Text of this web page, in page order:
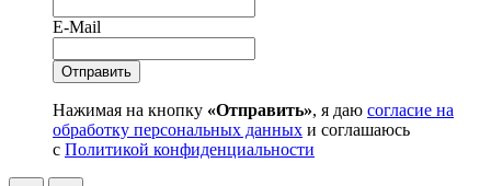
E-Mail
Нажимая на кнопку «Отправить», я даю согласие на
обработку персональных данных и соглашаюсь
с Политикой конфиденциальности